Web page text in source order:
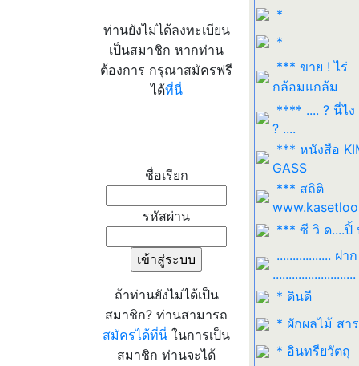
ท่านยังไม่ได้ลงทะเบียน
เป็นสมาชิก หากท่าน
ต้องการ กรุณาสมัครฟรี
ได้ที่นี่
ชื่อเรียก
รหัสผ่าน
ถ้าท่านยังไม่ได้เป็น
สมาชิก? ท่านสามารถ
สมัครได้ที่นี่ ในการเป็น
สมาชิก ท่านจะได้
*
*
*** ขาย ! ไร่
กล้อมแกล้ม
**** .... ? นี่ไง
? ....
*** หนังสือ
GASS
*** สถิติ
*** ซี วิ ด....ปิ้
................. ฝาก
..........................
* ดินดี
* ผักผลไม้ สา
* อินทรียวัตถุ